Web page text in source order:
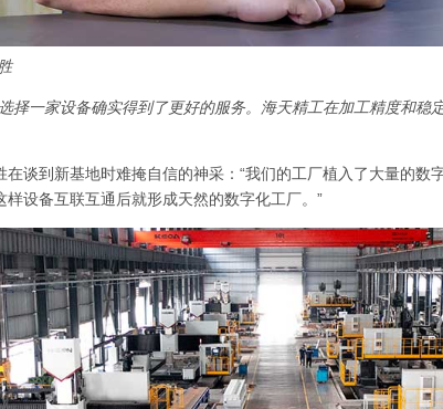
择一家设备确实得到了更好的服务。海天精工在加工精度和稳
在谈到新基地时难掩自信的神采：“我们的工厂植入了大量的数
样设备互联互通后就形成天然的数字化工厂。”